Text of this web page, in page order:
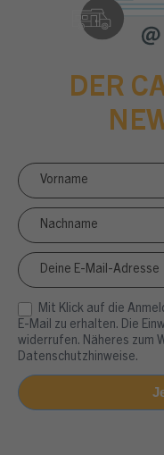
DER
Newsletter
Anmeldung
CV
Mit Klick auf die
E-Mail zu erhalten. Die
widerrufen. Näheres zum
Datenschutzhinweise.